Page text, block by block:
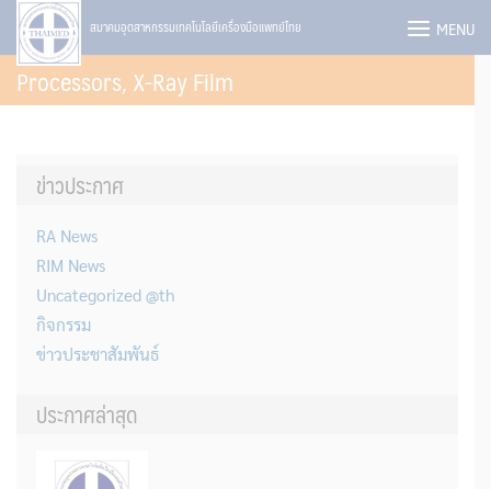
Skip
content
สมาคมอุตสาหกรรมเทคโนโลยีเครื่องมือแพทย์ไทย MENU
Processors, X-Ray Film
ข่าวประกาศ
RA News
RIM News
Uncategorized @th
กิจกรรม
ข่าวประชาสัมพันธ์
ประกาศล่าสุด